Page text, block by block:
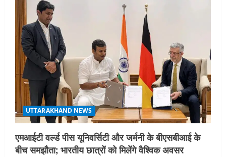
UTTARAKHAND NEWS
एमआईटी वर्ल्ड पीस यूनिवर्सिटी और जर्मनी के बीएसबीआई के
बीच समझौता; भारतीय छात्रों को मिलेंगे वैश्विक अवसर